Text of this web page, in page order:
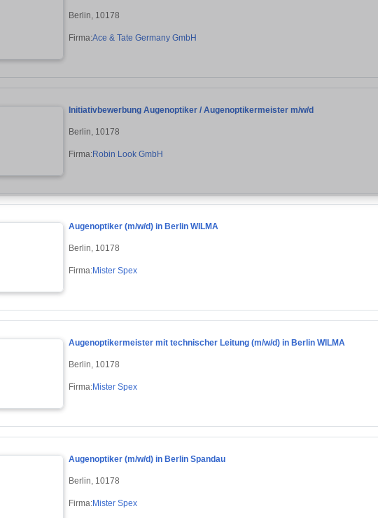
Berlin, 10178
Firma:Ace & Tate Germany GmbH
Initiativbewerbung Augenoptiker / Augenoptikermeister m/w/d
Berlin, 10178
Firma:Robin Look GmbH
Augenoptiker (m/w/d) in Berlin WILMA
Berlin, 10178
Firma:Mister Spex
Augenoptikermeister mit technischer Leitung (m/w/d) in Berlin WILMA
Berlin, 10178
Firma:Mister Spex
Augenoptiker (m/w/d) in Berlin Spandau
Berlin, 10178
Firma:Mister Spex